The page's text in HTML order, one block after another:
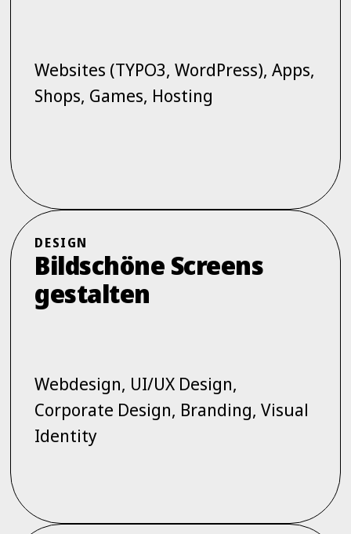
Websites (TYPO3, WordPress), Apps,
Shops, Games, Hosting
DESIGN
Bildschöne Screens
gestalten
Webdesign, UI/UX Design,
Corporate Design, Branding, Visual
Identity